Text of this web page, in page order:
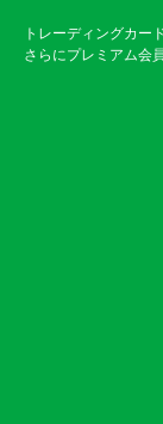
トレーディングカー
さらにプレミアム会